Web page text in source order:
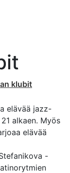
klubit
elävää jazz-
alkaen. Myös
elävää
-